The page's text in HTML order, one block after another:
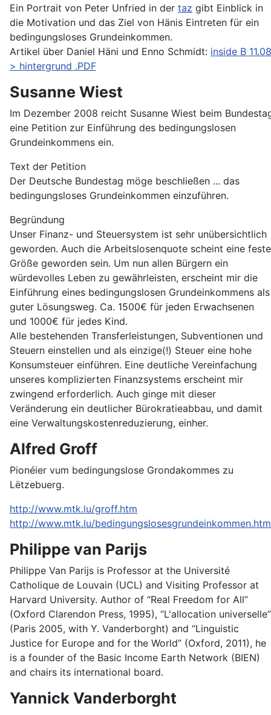
Ein Portrait von Peter Unfried in der taz gibt Einblick in
die Motivation und das Ziel von Hänis Eintreten für ein
bedingungsloses Grundeinkommen.
Artikel über Daniel Häni und Enno Schmidt: inside B 11.08
> hintergrund .PDF
Susanne Wiest
Im Dezember 2008 reicht Susanne Wiest beim
eine Petition zur Einführung des bedingungslosen
Grundeinkommens ein.
Text der Petition
Der Deutsche Bundestag möge beschließen ... das
bedingungsloses Grundeinkommen einzuführen.
Begründung
Unser Finanz- und Steuersystem ist sehr unübersichtlich
geworden. Auch die Arbeitslosenquote scheint eine feste
Größe geworden sein. Um nun allen Bürgern ein
würdevolles Leben zu gewährleisten, erscheint mir die
Einführung eines bedingungslosen Grundeinkommens als
guter Lösungsweg. Ca. 1500€ für jeden Erwachsenen
und 1000€ für jedes Kind.
Alle bestehenden Transferleistungen, Subventionen und
Steuern einstellen und als einzige(!) Steuer eine hohe
Konsumsteuer einführen. Eine deutliche Vereinfachung
unseres komplizierten Finanzsystems erscheint mir
zwingend erforderlich. Auch ginge mit dieser
Veränderung ein deutlicher Bürokratieabbau, und damit
eine Verwaltungskostenreduzierung, einher.
Alfred Groff
Pionéier vum bedingungslose Grondakommes zu
Lëtzebuerg.
http://www.mtk.lu/groff.htm
http://www.mtk.lu/
Philippe van Parijs
Philippe Van Parijs is Professor at the Université
Catholique de Louvain (UCL) and Visiting Professor at
Harvard University. Author of “Real Freedom for All”
(Oxford Clarendon Press, 1995), “L'allocation universelle”
(Paris 2005, with Y. Vanderborght) and “Linguistic
Justice for Europe and for the World” (Oxford, 2011), he
is a founder of the Basic Income Earth Network (BIEN)
and chairs its international board.
Yannick Vanderborght